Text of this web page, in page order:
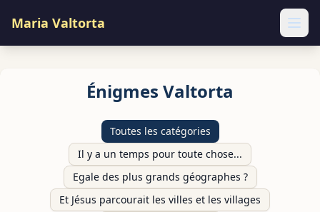
Maria Valtorta
Énigmes Valtorta
Toutes les catégories
Il y a un temps pour toute chose...
Egale des plus grands géographes ?
Et Jésus parcourait les villes et les villages